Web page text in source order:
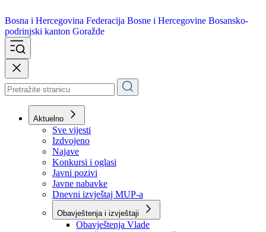
Bosna i Hercegovina
podrinjski kanton Goražde
Aktuelno
Sve vijesti
Izdvojeno
Najave
Konkursi i oglasi
Javni pozivi
Javne nabavke
Dnevni izvještaj MUP-a